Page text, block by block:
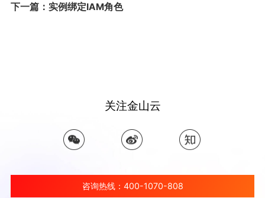
下一篇：实例绑定IAM角色
关注金山云
咨询热线：400-1070-808